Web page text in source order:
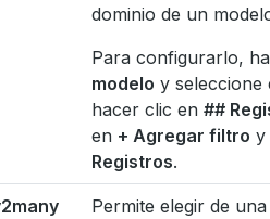
dominio de un
Para configurarlo,
modelo y seleccione
hacer clic en ##
en + Agregar filtro y
Registros.
Permite elegir de